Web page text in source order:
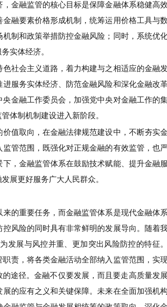
金融监管的核心目标是保障金融体系稳健高效
融要素价格形成机制，统筹运用价格工具与数
制和政策举措防控金融风险；同时，系统优
实体经济。
社会主义道路，着力构建与之相适应的金融
服务实体经济、防范金融风险和深化金融改
金融工作委员会，加强党中央对金融工作的
体制机制建设进入新阶段。
值取向，在金融法律规范建设中，不断夯实金
管范围，既强化对正规金融的有效监管，也
，金融监管体系在鼓励技术赋能、提升金融服
展更好服务广大人民群众。
的重要任务，而金融监管体系是现代金融体系
风险的同时具有非常鲜明的发展导向。随着
发展与风控并重、更加突出风险防控的特征。
责，将各类金融活动全部纳入监管范围，实
途径。金融不仅要发展，而且要走高质量发展
的应有之义和关键保障。未来在全面加强机构